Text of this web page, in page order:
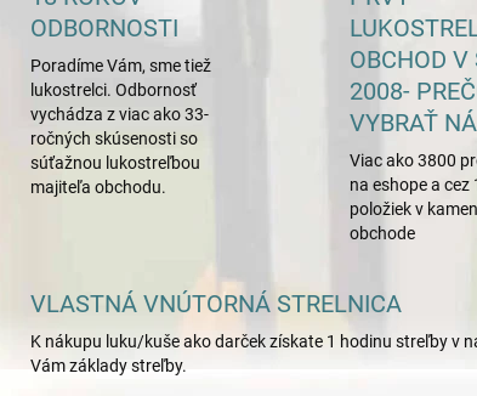
ODBORNOSTI
Poradíme Vám, sme tiež
lukostrelci. Odbornosť
vychádza z viac ako 33-
ročných skúsenosti so
súťažnou lukostreľbou
majiteľa obchodu.
OBCHOD V
2008-
VYBRAŤ
Viac ako 3800
na eshope a cez
položiek v
obchode
VLASTNÁ VNÚTORNÁ STRELNICA
K nákupu luku/kuše ako darček získate 1 hodinu streľby v
Vám základy streľby.